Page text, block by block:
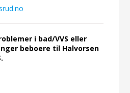
i bad/VVS eller
beboere til Halvorsen